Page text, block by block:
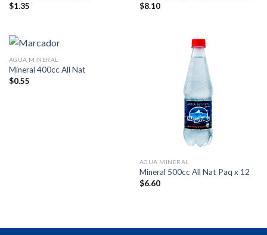
$1.35
$8.10
AGUA MINERAL
Mineral 400cc All Nat
$0.55
AGUA MINERAL
Mineral 500cc All Nat Paq x 12
$6.60